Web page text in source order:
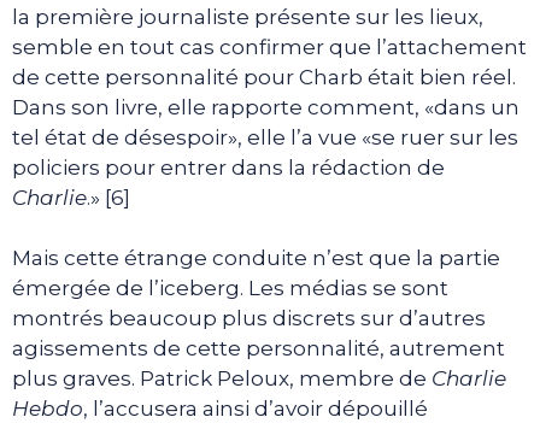
la première journaliste présente sur les lieux,
semble en tout cas confirmer que l’attachement
de cette personnalité pour Charb était bien réel.
Dans son livre, elle rapporte comment, «dans un
tel état de désespoir», elle l’a vue «se ruer sur les
policiers pour entrer dans la rédaction de
Charlie.» [6]
Mais cette étrange conduite n’est que la partie
émergée de l’iceberg. Les médias se sont
montrés beaucoup plus discrets sur d’autres
agissements de cette personnalité, autrement
plus graves. Patrick Peloux, membre de Charlie
Hebdo, l’accusera ainsi d’avoir dépouillé